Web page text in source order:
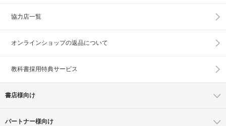
協力店一覧
オンラインショップの返品について
教科書採用特典サービス
書店様向け
パートナー様向け